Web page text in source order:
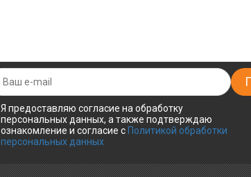
Я предоставляю согласие на обработку
персональных данных, а также подтверждаю
ознакомление и согласие с Политикой обработки
персональных данных